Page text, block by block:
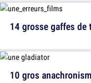
14 grosse gaffes de
10 gros